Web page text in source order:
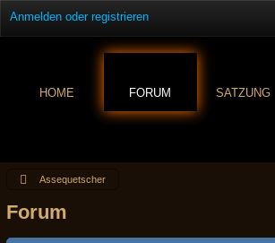
Anmelden oder registrieren
HOME FORUM SATZUNG
Assequetscher
Forum